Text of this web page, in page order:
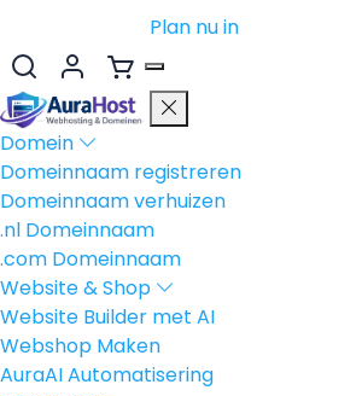
Plan nu in
Domein
Domeinnaam registreren
Domeinnaam verhuizen
.nl Domeinnaam
.com Domeinnaam
Website & Shop
Website Builder met AI
Webshop Maken
AuraAI Automatisering